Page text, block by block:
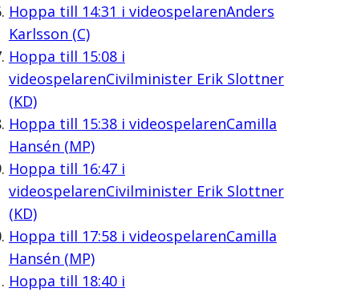
Hoppa till 14:31 i videospelarenAnders
Karlsson (C)
Hoppa till 15:08i
videospelarenCivilminister Erik Slottner
(KD)
Hoppa till 15:38i videospelarenCamilla
Hansén (MP)
Hoppa till 16:47i
videospelarenCivilminister Erik Slottner
(KD)
Hoppa till 17:58i videospelarenCamilla
Hansén (MP)
Hoppa till 18:40i